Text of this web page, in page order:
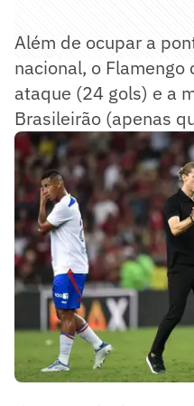
Além de ocupar a
nacional, o
ataque (24 gols) e a
Brasileirão (apenas